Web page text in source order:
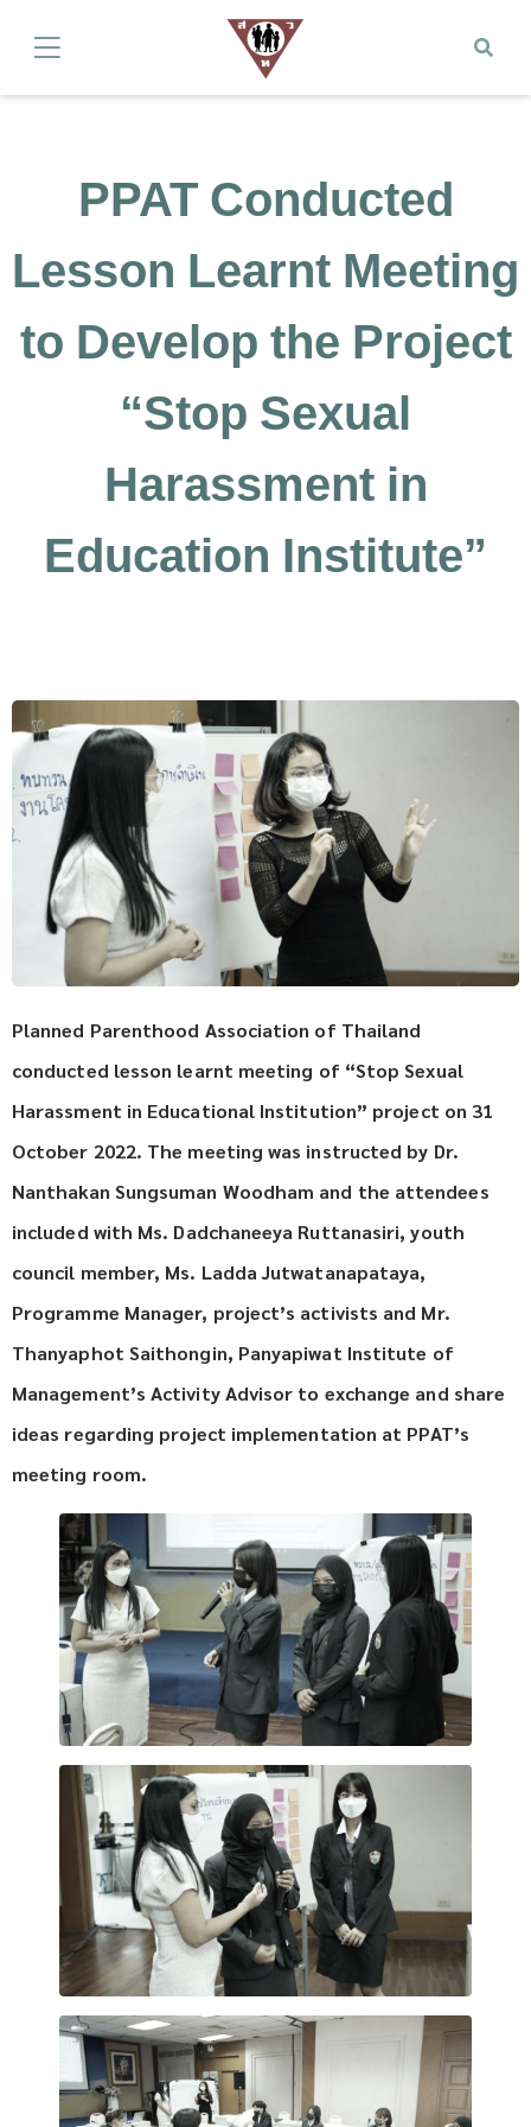
PPAT Conducted
Lesson Learnt Meeting
to Develop the Project
“Stop Sexual
Harassment in
Education Institute”
Planned Parenthood Association of Thailand
conducted lesson learnt meeting of “Stop Sexual
Harassment in Educational Institution” project on 31
October 2022. The meeting was instructed by Dr.
Nanthakan Sungsuman Woodham and the attendees
included with Ms. Dadchaneeya Ruttanasiri, youth
council member, Ms. Ladda Jutwatanapataya,
Programme Manager, project’s activists and Mr.
Thanyaphot Saithongin, Panyapiwat Institute of
Management’s Activity Advisor to exchange and share
ideas regarding project implementation at PPAT’s
meeting room.